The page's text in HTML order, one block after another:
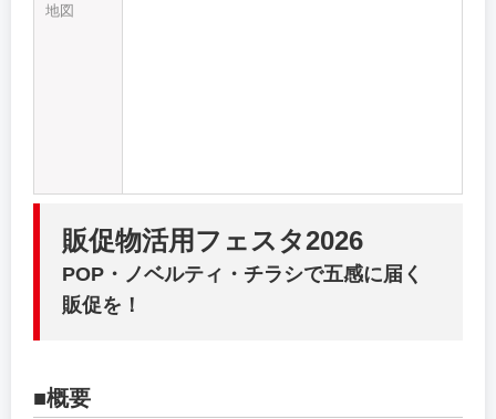
地図
販促物活用フェスタ2026
POP・ノベルティ・チラシで五感に届く
販促を！
■概要